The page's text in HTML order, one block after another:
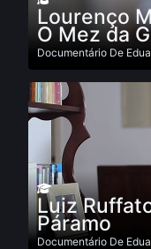
Lourenço
O Mez da
Documentário De
Luiz
Páramo
Documentário De